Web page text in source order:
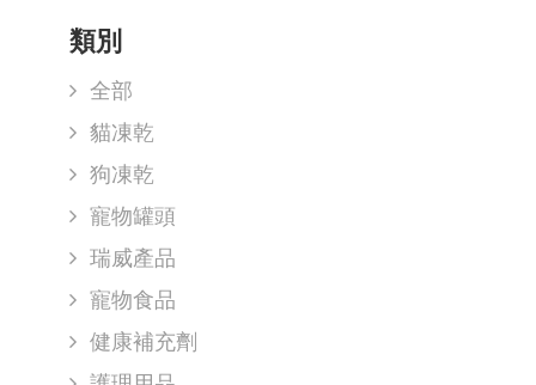
類別
全部
貓凍乾
狗凍乾
寵物罐頭
瑞威產品
寵物食品
健康補充劑